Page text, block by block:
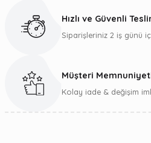
Gönder
Hızlı ve Güvenli
Siparişleriniz 2 iş günü
Müşteri
Kolay iade & değişim